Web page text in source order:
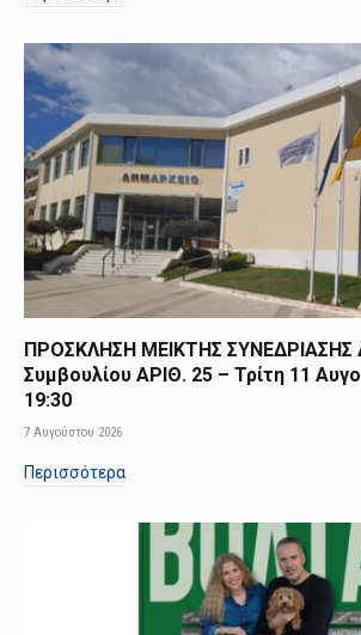
ΠΡΟΣΚΛΗΣΗ ΜΕΙΚΤΗΣ ΣΥΝΕΔΡΙΑΣΗΣ
Συμβουλίου ΑΡΙΘ. 25 – Τρίτη 11
19:30
7 Αυγούστου 2026
Περισσότερα